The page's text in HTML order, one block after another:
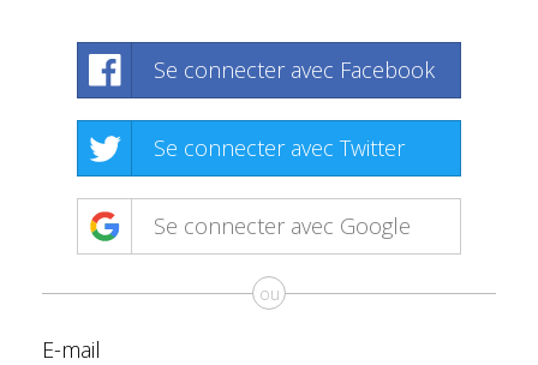
Se connecter avec Facebook
Se connecter avec Twitter
Se connecter avec Google
ou
E-mail